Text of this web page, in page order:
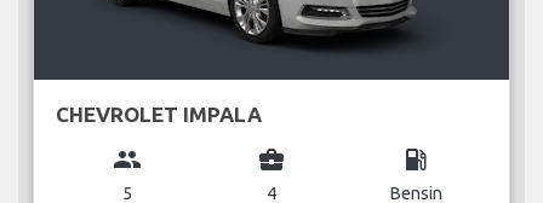
CHEVROLET IMPALA
group
5
business_center
4
local_gas_station
Bensin